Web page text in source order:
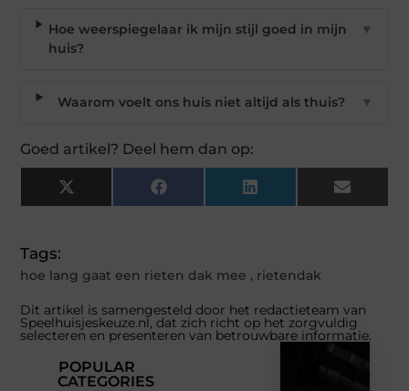
Hoe weerspiegelaar ik mijn stijl goed in mijn
huis?
▼
Waarom voelt ons huis niet altijd als thuis? ▼
Goed artikel? Deel hem dan op:
X
(Twitter)
Facebook LinkedIn Email
Tags:
hoe lang gaat een rieten dak mee , rietendak
Dit artikel is samengesteld door het redactieteam van
Speelhuisjeskeuze.nl, dat zich richt op het zorgvuldig
selecteren en presenteren van betrouwbare informatie.
POPULAR
CATEGORIES